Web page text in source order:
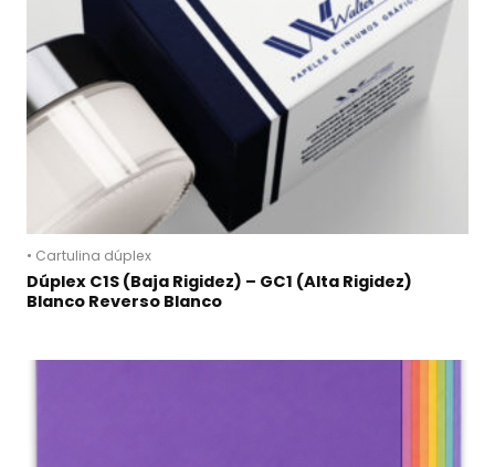
• Cartulina dúplex
Dúplex C1S (Baja Rigidez) – GC1 (Alta Rigidez)
Blanco Reverso Blanco